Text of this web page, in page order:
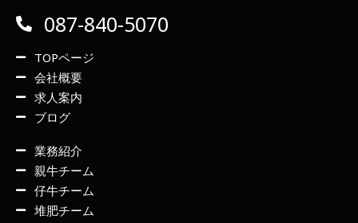
087-840-5070
TOPページ
会社概要
求人案内
ブログ
業務紹介
親牛チーム
仔牛チーム
堆肥チーム